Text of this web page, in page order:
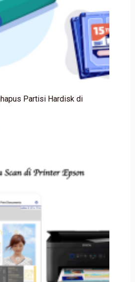
Partisi Hardisk di